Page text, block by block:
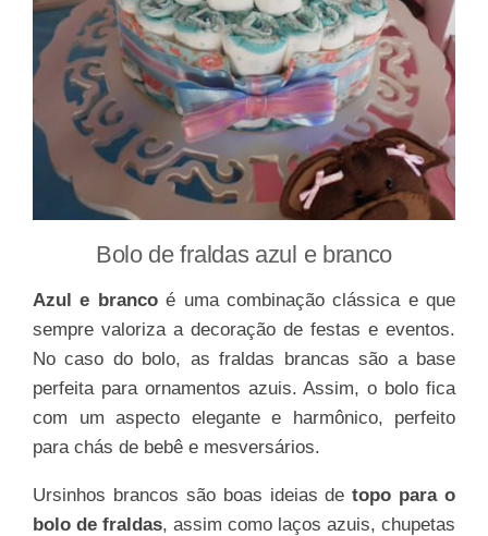
Bolo de fraldas azul e branco
Azul e brancoé uma combinação clássica e que
sempre valoriza a decoração de festas e eventos.
No caso do bolo, as fraldas brancas são a base
perfeita para ornamentos azuis. Assim, o bolo fica
com um aspecto elegante e harmônico, perfeito
para chás de bebê e mesversários.
Ursinhos brancos são boas ideias de topo para o
bolo de fraldas, assim como laços azuis, chupetas